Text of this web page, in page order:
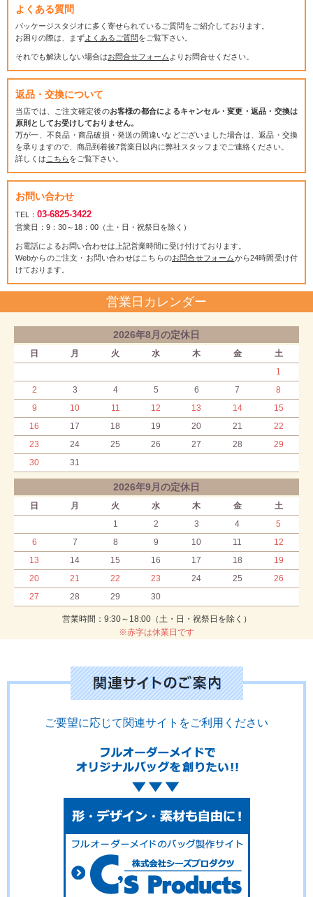
よくある質問
パッケージスタジオに多く寄せられているご質問をご紹介しております。
お困りの際は、まずよくあるご質問をご覧下さい。
それでも解決しない場合はお問合せフォーム よりお問合せください。
返品・交換について
当店では、ご注文確定後のお客様の都合によるキャンセル・変更・返品・交換は
原則としてお受けしておりません。
万が一、不良品・商品破損・発送の間違いなどございました場合は、返品・交換
を承りますので、商品到着後7営業日以内に弊社スタッフまでご連絡ください。
詳しくは こちらをご覧下さい。
お問い合わせ
TEL： 03-6825-3422
営業日：9：30～18：00（土・日・祝祭日を除く）
お電話によるお問い合わせは上記営業時間に受け付けております。
Webからのご注文・お問い合わせはこちらのお問合せフォームから24時間受け付
けております。
営業日カレンダー
2026年8月の定休日
日 月 火 水 木 金
土
1
2
3 4 5 6 7
8
9
10 11 12 13 14
15
16
17 18 19 20 21
22
23
24 25 26 27 28
29
30
31
2026年9月の定休日
日 月 火 水 木 金
土
1
2 3 4
5
6
7 8 9 10 11
12
13
14 15 16 17 18
19
20
21 22 23 24 25
26
27
28 29 30
営業時間：9:30～18:00（土・日・祝祭日を除く）
※赤字は休業日です
ご要望に応じて関連サイトをご利用ください